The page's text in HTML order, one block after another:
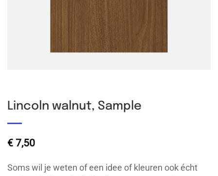
Lincoln walnut, Sample
€ 7,50
Soms wil je weten of een idee of kleuren ook écht